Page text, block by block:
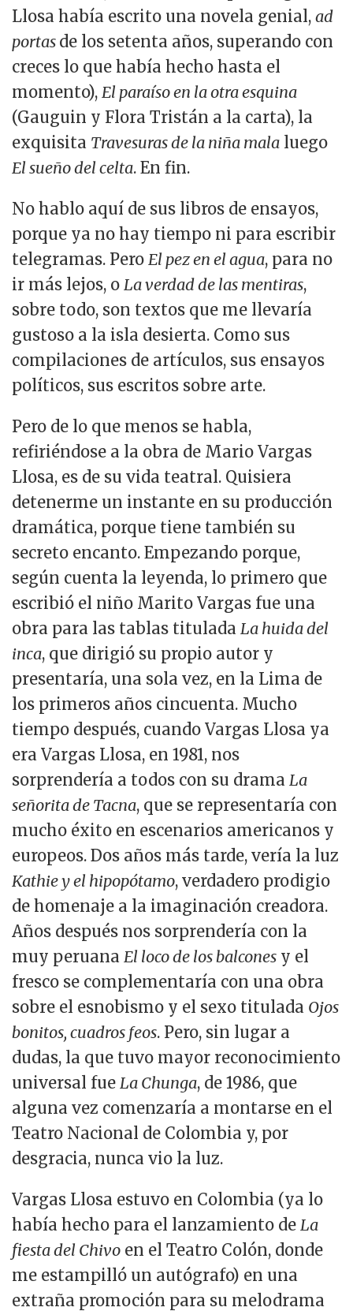
Llosa había escrito una novela genial, ad
portas de los setenta años, superando con
creces lo que había hecho hasta el
momento), El paraíso en la otra esquina
(Gauguin y Flora Tristán a la carta), la
exquisita Travesuras de la niña mala luego
El sueño del celta. En fin.
No hablo aquí de sus libros de ensayos,
porque ya no hay tiempo ni para escribir
telegramas. Pero El pez en el agua, para no
ir más lejos, o La verdad de las mentiras,
sobre todo, son textos que me llevaría
gustoso a la isla desierta. Como sus
compilaciones de artículos, sus ensayos
políticos, sus escritos sobre arte.
Pero de lo que menos se habla,
refiriéndose a la obra de Mario Vargas
Llosa, es de su vida teatral. Quisiera
detenerme un instante en su producción
dramática, porque tiene también su
secreto encanto. Empezando porque,
según cuenta la leyenda, lo primero que
escribió el niño Marito Vargas fue una
obra para las tablas titulada La huida del
inca, que dirigió su propio autor y
presentaría, una sola vez, en la Lima de
los primeros años cincuenta. Mucho
tiempo después, cuando Vargas Llosa ya
era Vargas Llosa, en 1981, nos
sorprendería a todos con su drama La
señorita de Tacna, que se representaría con
mucho éxito en escenarios americanos y
europeos. Dos años más tarde, vería la luz
Kathie y el hipopótamo, verdadero prodigio
de homenaje a la imaginación creadora.
Años después nos sorprendería con la
muy peruana El loco de los balcones y el
fresco se complementaría con una obra
sobre el esnobismo y el sexo titulada Ojos
bonitos, cuadros feos. Pero, sin lugar a
dudas, la que tuvo mayor reconocimiento
universal fue La Chunga, de 1986, que
alguna vez comenzaría a montarse en el
Teatro Nacional de Colombia y, por
desgracia, nunca vio la luz.
Vargas Llosa estuvo en Colombia (ya lo
había hecho para el lanzamiento de La
fiesta del Chivo en el Teatro Colón, donde
me estampilló un autógrafo) en una
extraña promoción para su melodrama